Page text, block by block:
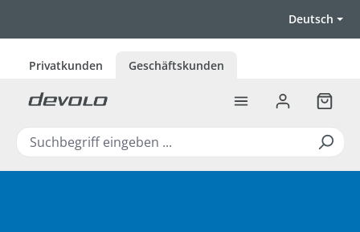
Deutsch
Privatkunden Geschäftskunden